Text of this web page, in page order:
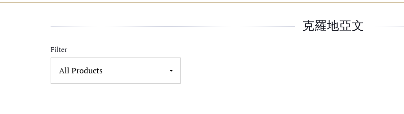
克羅地亞文
Filter